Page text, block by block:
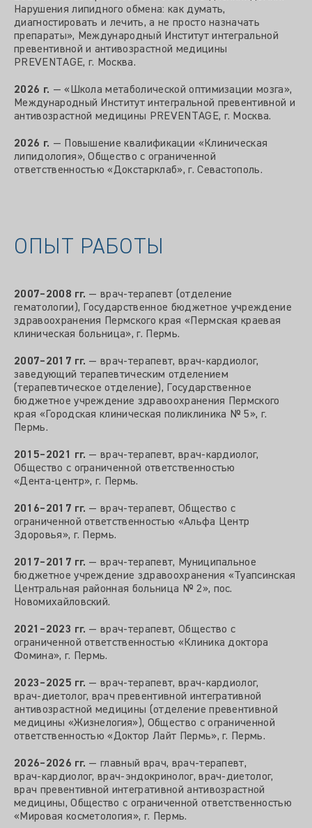
Нарушения липидного обмена: как думать,
диагностировать и лечить, а не просто назначать
препараты», Международный Институт интегральной
превентивной и антивозрастной медицины
PREVENTAGE, г. Москва.
2026 г. — «Школа метаболической оптимизации мозга»,
Международный Институт интегральной превентивной и
антивозрастной медицины PREVENTAGE, г. Москва.
2026 г. — Повышение квалификации «Клиническая
липидология», Общество с ограниченной
ответственностью «Докстарклаб», г. Севастополь.
ОПЫТ РАБОТЫ
2007–2008 гг. — врач‑терапевт (отделение
гематологии), Государственное бюджетное учреждение
здравоохранения Пермского края «Пермская краевая
клиническая больница», г. Пермь.
2007–2017 гг. — врач‑терапевт, врач‑кардиолог,
заведующий терапевтическим отделением
(терапевтическое отделение), Государственное
бюджетное учреждение здравоохранения Пермского
края «Городская клиническая поликлиника № 5», г.
Пермь.
2015–2021 гг. — врач‑терапевт, врач‑кардиолог,
Общество с ограниченной ответственностью
«Дента‑центр», г. Пермь.
2016–2017 гг. — врач‑терапевт, Общество с
ограниченной ответственностью «Альфа Центр
Здоровья», г. Пермь.
2017–2017 гг. — врач‑терапевт, Муниципальное
бюджетное учреждение здравоохранения «Туапсинская
Центральная районная больница № 2», пос.
Новомихайловский.
2021–2023 гг. — врач‑терапевт, Общество с
ограниченной ответственностью «Клиника доктора
Фомина», г. Пермь.
2023–2025 гг. — врач‑терапевт, врач‑кардиолог,
врач‑диетолог, врач превентивной интегративной
антивозрастной медицины (отделение превентивной
медицины «Жизнелогия»), Общество с ограниченной
ответственностью «Доктор Лайт Пермь», г. Пермь.
2026–2026 гг. — главный врач, врач‑терапевт,
врач‑кардиолог, врач‑эндокринолог, врач‑диетолог,
врач превентивной интегративной антивозрастной
медицины, Общество с ограниченной ответственностью
«Мировая косметология», г. Пермь.